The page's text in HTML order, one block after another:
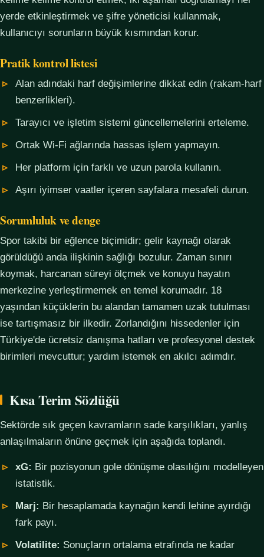
yerde etkinleştirmek ve şifre yöneticisi kullanmak,
kullanıcıyı sorunların büyük kısmından korur.
Pratik kontrol listesi
Alan adındaki harf değişimlerine dikkat edin (rakam-harf
benzerlikleri).
Tarayıcı ve işletim sistemi güncellemelerini erteleme.
Ortak Wi-Fi ağlarında hassas işlem yapmayın.
Her platform için farklı ve uzun parola kullanın.
Aşırı iyimser vaatler içeren sayfalara mesafeli durun.
Sorumluluk ve denge
Spor takibi bir eğlence biçimidir; gelir kaynağı olarak
görüldüğü anda ilişkinin sağlığı bozulur. Zaman sınırı
koymak, harcanan süreyi ölçmek ve konuyu hayatın
merkezine yerleştirmemek en temel korumadır. 18
yaşından küçüklerin bu alandan tamamen uzak tutulması
ise tartışmasız bir ilkedir. Zorlandığını hissedenler için
Türkiye'de ücretsiz danışma hatları ve profesyonel destek
birimleri mevcuttur; yardım istemek en akılcı adımdır.
Kısa Terim Sözlüğü
Sektörde sık geçen kavramların sade karşılıkları, yanlış
anlaşılmaların önüne geçmek için aşağıda toplandı.
xG: Bir pozisyonun gole dönüşme olasılığını modelleyen
istatistik.
Marj: Bir hesaplamada kaynağın kendi lehine ayırdığı
fark payı.
Volatilite: Sonuçların ortalama etrafında ne kadar